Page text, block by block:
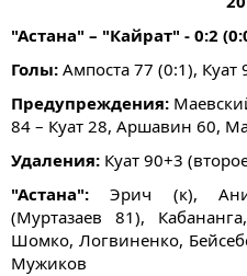
"Астана" – "Кайрат" - 0:2
Голы: Ампоста 77 (0:1), Куат
Предупреждения:
84 – Куат 28, Аршавин 60,
Удаления: Куат 90+3
"Астана":Эрич (к),
(Муртазаев 81),
Шомко, Логвиненко,
Мужиков